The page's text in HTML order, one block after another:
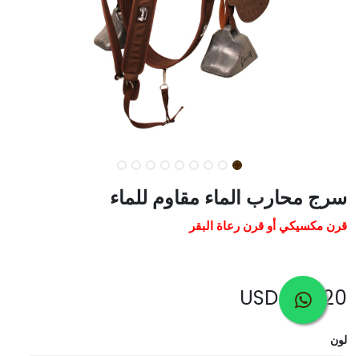
سرج محارب الماء مقاوم للماء
قرن مكسيكي أو قرن رعاة البقر
USD 385.20
لون